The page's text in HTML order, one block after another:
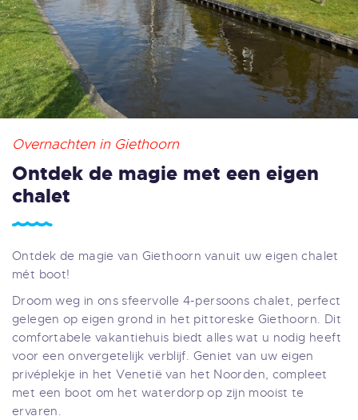
Overnachten in Giethoorn
Ontdek de magie met een eigen
chalet
Ontdek de magie van Giethoorn vanuit uw eigen chalet
mét boot!​
Droom weg in ons sfeervolle 4-persoons chalet, perfect
gelegen op eigen grond in het pittoreske Giethoorn. Dit
comfortabele vakantiehuis biedt alles wat u nodig heeft
voor een onvergetelijk verblijf. Geniet van uw eigen
privéplekje in het Venetië van het Noorden, compleet
met een boot om het waterdorp op zijn mooist te
ervaren.